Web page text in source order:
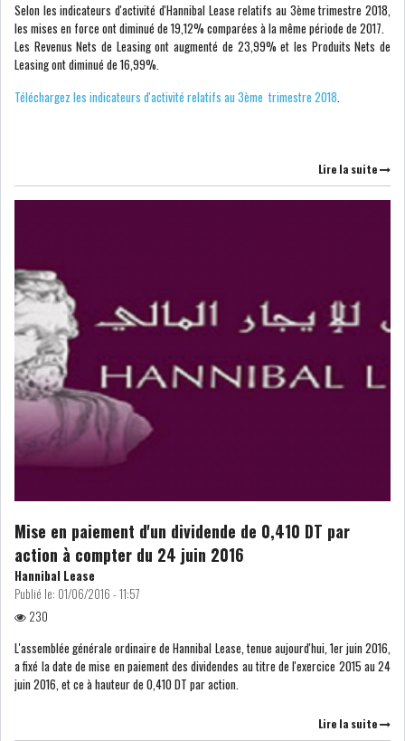
ANALYSE QUOTIDIENNE
ANALYSE HEBDOMADAIRE
SICAV
GRAPHIQUE TUNINDEX
GRAPHIQUE DU TUNINDEX
RSS ANALYSES QUOTIDIENNES
RSS ANALYSES HEBDOMADAIRES
SECTEURS
ASSURANCES PHARMACEUTIQUE
Selon les indicateurs d'activité d'Hannibal Lease relatifs au 3ème trimestre 2018,
les mises en force ont diminué de 19,12% comparées à la même période de 2017.
Les Revenus Nets de Leasing ont augmenté de 23,99% et les Produits Nets de
Leasing ont diminué de 16,99%.
Téléchargez les indicateurs d'activité relatifs au 3ème trimestre 2018
Lire la suite
Mise en paiement d'un dividende de 0,410 DT par
action à compter du 24 juin 2016
Hannibal Lease
Publié le: 01/06/2016 - 11:57
230
L'assemblée générale ordinaire de Hannibal Lease, tenue aujourd'hui, 1er juin 2016,
a fixé la date de mise en paiement des dividendes au titre de l'exercice 2015 au 24
juin 2016, et ce à hauteur de 0,410 DT par action.
Lire la suite